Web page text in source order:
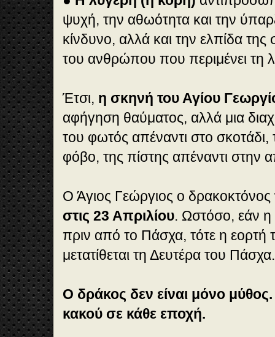
ψυχή, την αθωότητα και την
κίνδυνο, αλλά και την ελπίδα της
του ανθρώπου που περιμένει τη
Έτσι, η σκηνή του Αγίου
αφήγηση θαύματος, αλλά μια
του φωτός απέναντι στο σκοτάδι,
φόβο, της πίστης απέναντι στην
Ο Άγιος Γεώργιος ο δρακοκτόνος
στις 23 Απριλίου. Ωστόσο, εάν η
πριν από το Πάσχα, τότε η εορτή
μετατίθεται τη Δευτέρα του Πάσχα.
Ο δράκος δεν είναι μόνο
κακού σε κάθε εποχή.